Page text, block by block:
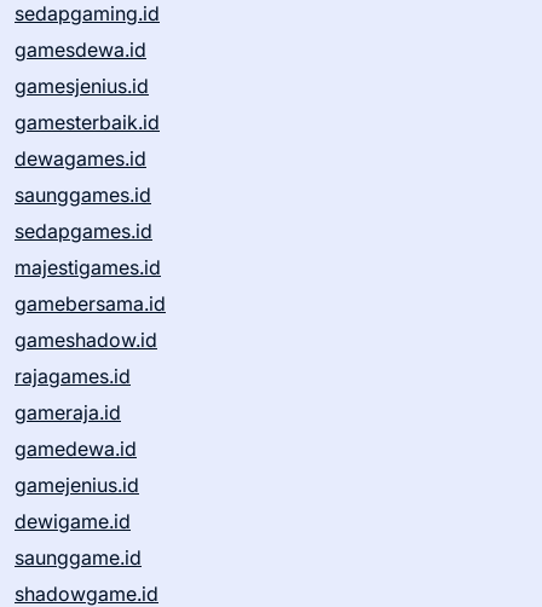
sedapgaming.id
gamesdewa.id
gamesjenius.id
gamesterbaik.id
dewagames.id
saunggames.id
sedapgames.id
majestigames.id
gamebersama.id
gameshadow.id
rajagames.id
gameraja.id
gamedewa.id
gamejenius.id
dewigame.id
saunggame.id
shadowgame.id